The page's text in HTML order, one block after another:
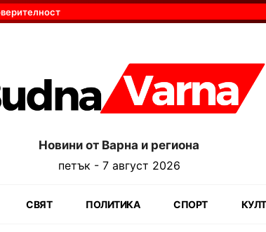
Новини от Варна и региона
петък - 7 август 2026
СВЯТ ПОЛИТИКА СПОРТ